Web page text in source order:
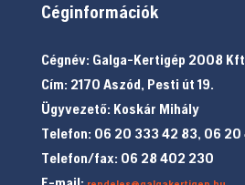
Céginformációk
Cégnév: Galga-Kertigép 2008
Cím: 2170 Aszód, Pesti út 19.
Ügyvezető: Koskár Mihály
Telefon: 06 20 333 42 83, 06 20
Telefon/fax: 06 28 402 230